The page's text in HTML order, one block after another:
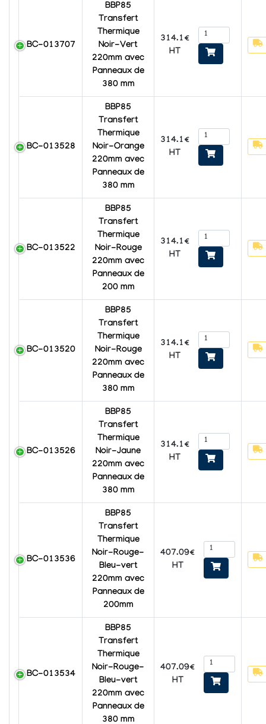
BC-013707
BBP85
Transfert
Thermique
Noir-Vert
220mm avec
Panneaux de
380 mm
314.1€
HT
BC-013528
BBP85
Transfert
Thermique
Noir-Orange
220mm avec
Panneaux de
380 mm
314.1€
HT
BC-013522
BBP85
Transfert
Thermique
Noir-Rouge
220mm avec
Panneaux de
200 mm
314.1€
HT
BC-013520
BBP85
Transfert
Thermique
Noir-Rouge
220mm avec
Panneaux de
380 mm
314.1€
HT
BC-013526
BBP85
Transfert
Thermique
Noir-Jaune
220mm avec
Panneaux de
380 mm
314.1€
HT
BC-013536
BBP85
Transfert
Thermique
Noir-Rouge-
Bleu-vert
220mm avec
Panneaux de
200mm
407.09€
HT
BC-013534
BBP85
Transfert
Thermique
Noir-Rouge-
Bleu-vert
220mm avec
Panneaux de
380 mm
407.09€
HT